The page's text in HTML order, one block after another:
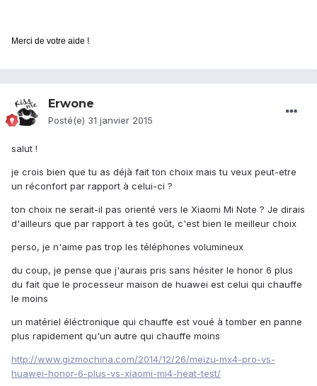
Merci de votre aide !
Erwone
Posté(e) 31 janvier 2015
salut !
je crois bien que tu as déjà fait ton choix mais tu veux peut-etre
un réconfort par rapport à celui-ci ?
ton choix ne serait-il pas orienté vers le Xiaomi Mi Note ? Je dirais
d'ailleurs que par rapport à tes goût, c'est bien le meilleur choix
perso, je n'aime pas trop les téléphones volumineux
du coup, je pense que j'aurais pris sans hésiter le honor 6 plus
du fait que le processeur maison de huawei est celui qui chauffe
le moins
un matériel éléctronique qui chauffe est voué à tomber en panne
plus rapidement qu'un autre qui chauffe moins
http://www.gizmochina.com/2014/12/26/meizu-mx4-pro-vs-
huawei-honor-6-plus-vs-xiaomi-mi4-heat-test/